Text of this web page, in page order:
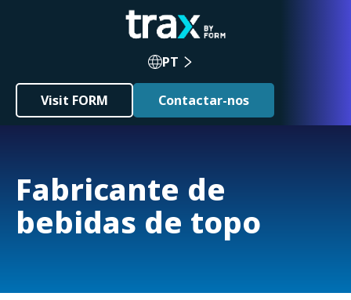
PT
Visit FORM Contactar-nos
Fabricante de
bebidas de topo